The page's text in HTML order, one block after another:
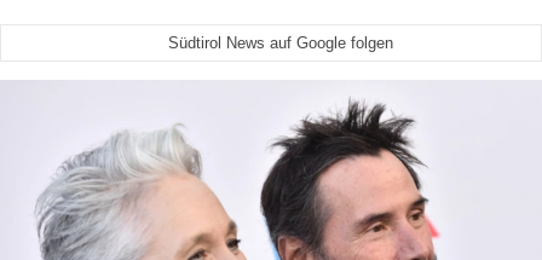
Südtirol News auf Google folgen